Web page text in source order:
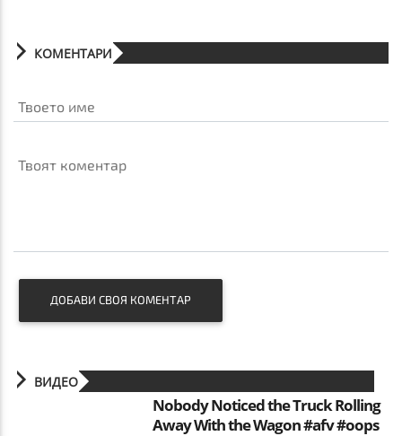
КОМЕНТАРИ
Твоето име
Твоят коментар
ДОБАВИ СВОЯ КОМЕНТАР
ВИДЕО
Nobody Noticed the Truck Rolling
Away With the Wagon #afv #oops